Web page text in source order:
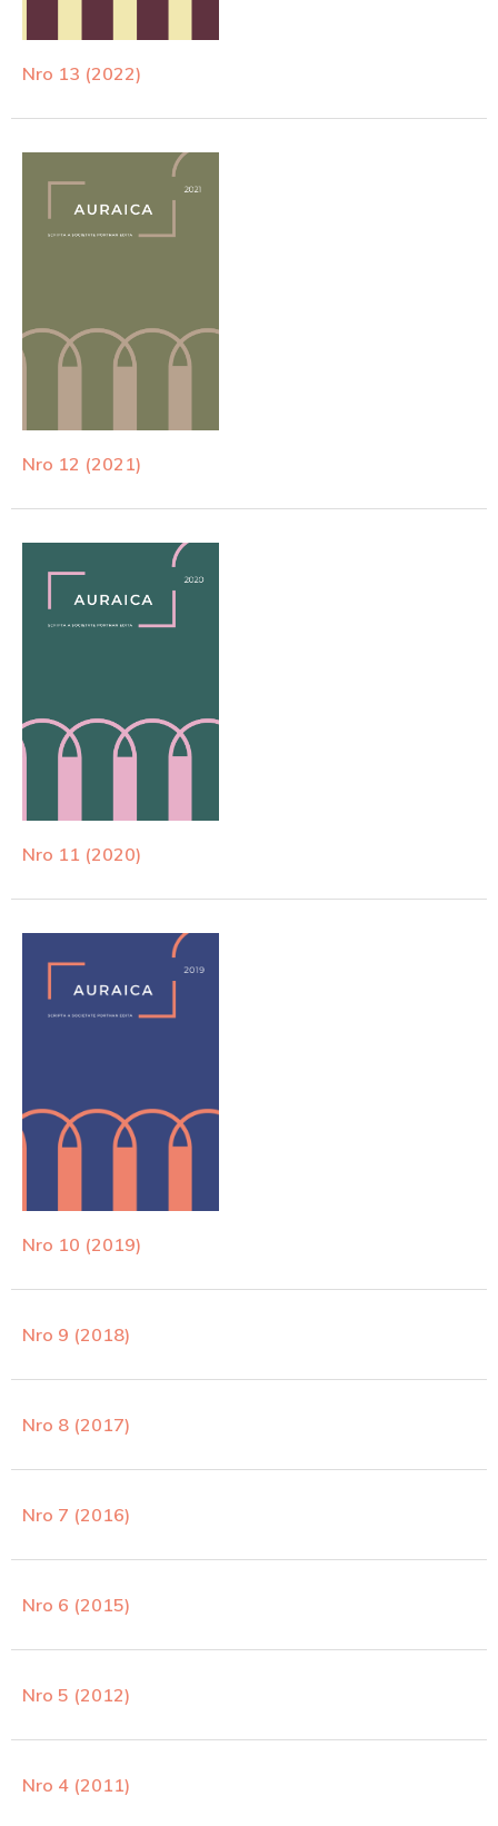
Nro 13 (2022)
Nro 12 (2021)
Nro 11 (2020)
Nro 10 (2019)
Nro 9 (2018)
Nro 8 (2017)
Nro 7 (2016)
Nro 6 (2015)
Nro 5 (2012)
Nro 4 (2011)